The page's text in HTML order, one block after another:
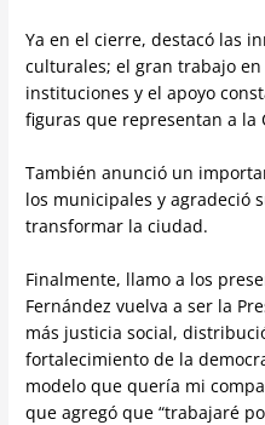
Ya en el cierre, destacó las
culturales; el gran trabajo
instituciones y el apoyo
figuras que representan a la
También anunció un
los municipales y agradeció
transformar la ciudad.
Finalmente, llamo a los
Fernández vuelva a ser la
más justicia social,
fortalecimiento de la
modelo que quería mi
que agregó que “trabajaré